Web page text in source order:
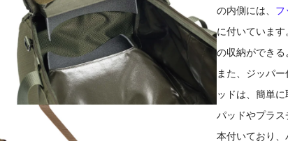
の内側には、 フ
に付いていま
の収納ができる
また、ジッパ
ッドは、簡単
パッドやプラ
本付いており、